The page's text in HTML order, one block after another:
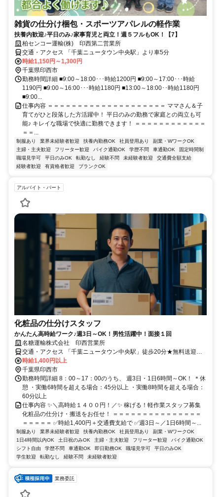
雑貨の仕分け梱包・スポーツアパレルの軽作業
扶養内歓迎♪平日のみ♪家事育児と両立！週５フルもOK！【7】
柏センコー運輸(株) 印西第二営業所
交通・アクセス 「千葉ニュータウン中央駅」より車5分
時給1,150円～1,300円
千葉県印西市
勤務時間詳細 ■9:00～18:00･･･時給1200円 ■9:00～17:00･･･時給
1190円 ■9:00～16:00･･･時給1180円 ■13:00～18:00･･時給1180円
■9:00...
仕事内容 ＝＝＝＝＝＝＝＝＝＝＝＝＝＝＝＝＝＝＝＝ ママさん＆子
育てがひと段落した方活躍中！ 平日のみの勤務で家庭との両立も可
能♪ キレイな職場で快適に勤務できます！ ＝＝＝＝＝＝＝＝＝＝＝＝
＝＝...
制服あり 業界未経験者歓迎 扶養内勤務OK 社員登用あり
副業・WワークOK
主婦・主夫歓迎
フリーター歓迎 バイク通勤OK 学歴不問 車通勤OK
固定時間制
職場見学可
平日のみOK 転勤なし 経験不問 未経験者歓迎
交通費全額支給
経験者歓迎
有資格者歓迎 ブランクOK
アルバイト・パート
化粧品の仕分けスタッフ
かんたん高時給ワーク♪週3日～OK！男性活躍中！面接１回
名糖運輸株式会社 印西営業所
交通・アクセス 「千葉ニュータウン中央駅」徒歩20分★無料送迎バ
スあり！車・バイク・自転車通勤もOK＜無料駐車場完備！＞他にも
「印西牧の原駅」「小室駅」「印旛日本医大駅」「木下駅」等からも
アクセス良好◎
時給1,400円以上
千葉県印西市
勤務時間詳細 8：00～17：00のうち、 週3日・1日6時間～OK！ ＊休
憩 ・実働6時間を超える場合：45分以上 ・実働8時間を超える場合：
60分以上
仕事内容 ✨＼高時給１４００円！／✨ 稼げる！軽作業スタッフ募集
化粧品の仕分け・搬送をお任せ！ ＝＝＝＝＝＝＝＝＝＝＝＝＝＝＝
＝＝＝＝＝ ✅時給1,400円＋交通費支給で ✅週3日～／1日6時間～...
制服あり 業界未経験者歓迎 扶養内勤務OK 社員登用あり
副業・WワークOK
1日4時間以内OK
土日祝のみOK 主婦・主夫歓迎 フリーター歓迎
バイク通勤OK
シフト自由
学歴不問 車通勤OK 即日勤務OK 職場見学可
平日のみOK
学生歓迎
転勤なし 経験不問 未経験者歓迎
業務委託